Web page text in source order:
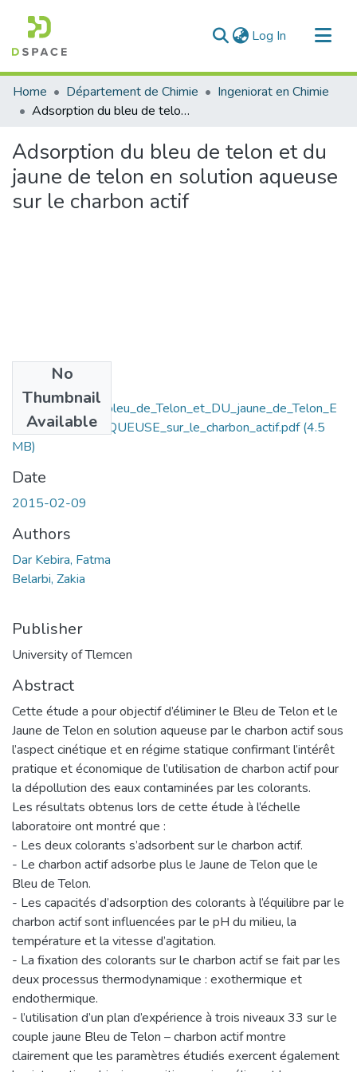
Log In (current)
Communities & Collections
All of DSpace
Home Département de Chimie
Ingeniorat en Chimie
Adsorption du bleu de telon et du jaune de telon en solution aqueuse sur le charbon actif
Adsorption du bleu de telon et du
jaune de telon en solution aqueuse
sur le charbon actif
No
Thumbnail
Available
Adsorption_DU_bleu_de_Telon_et_DU_jaune_de_Telon_E
N_SOLUTION_AQUEUSE_sur_le_charbon_actif.pdf(4.5
MB)
Date
2015-02-09
Authors
Dar Kebira, Fatma
Belarbi, Zakia
Publisher
University of Tlemcen
Abstract
Cette étude a pour objectif d’éliminer le Bleu de Telon et le
Jaune de Telon en solution aqueuse par le charbon actif sous
l’aspect cinétique et en régime statique confirmant l’intérêt
pratique et économique de l’utilisation de charbon actif pour
la dépollution des eaux contaminées par les colorants.
Les résultats obtenus lors de cette étude à l’échelle
laboratoire ont montré que :
- Les deux colorants s’adsorbent sur le charbon actif.
- Le charbon actif adsorbe plus le Jaune de Telon que le
Bleu de Telon.
- Les capacités d’adsorption des colorants à l’équilibre par le
charbon actif sont influencées par le pH du milieu, la
température et la vitesse d’agitation.
- La fixation des colorants sur le charbon actif se fait par les
deux processus thermodynamique : exothermique et
endothermique.
- l’utilisation d’un plan d’expérience à trois niveaux 33 sur le
couple jaune Bleu de Telon – charbon actif montre
clairement que les paramètres étudiés exercent également